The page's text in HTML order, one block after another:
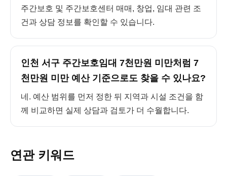
주간보호 및 주간보호센터 매매, 창업, 임대 관련 조
건과 상담 정보를 확인할 수 있습니다.
인천 서구 주간보호임대 7천만원 미만처럼 7
천만원 미만 예산 기준으로도 찾을 수 있나요?
네. 예산 범위를 먼저 정한 뒤 지역과 시설 조건을 함
께 비교하면 실제 상담과 검토가 더 수월합니다.
연관 키워드